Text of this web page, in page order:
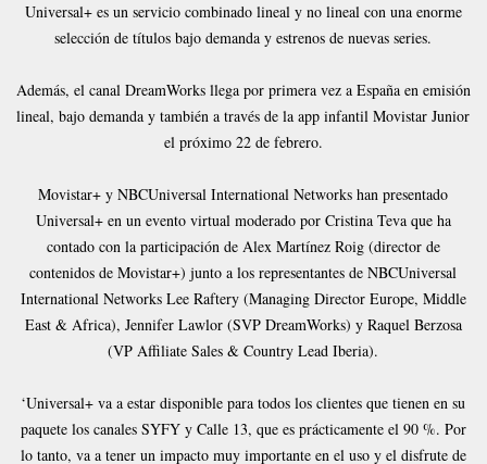
Universal+ es un servicio combinado lineal y no lineal con una enorme
selección de títulos bajo demanda y estrenos de nuevas series.
Además, el canal DreamWorks llega por primera vez a España en emisión
lineal, bajo demanda y también a través de la app infantil Movistar Junior
el próximo 22 de febrero.
Movistar+ y NBCUniversal International Networks han presentado
Universal+ en un evento virtual moderado por Cristina Teva que ha
contado con la participación de Alex Martínez Roig (director de
contenidos de Movistar+) junto a los representantes de NBCUniversal
International Networks Lee Raftery (Managing Director Europe, Middle
East & Africa), Jennifer Lawlor (SVP DreamWorks) y Raquel Berzosa
(VP Affiliate Sales & Country Lead Iberia).
‘Universal+ va a estar disponible para todos los clientes que tienen en su
paquete los canales SYFY y Calle 13, que es prácticamente el 90 %. Por
lo tanto, va a tener un impacto muy importante en el uso y el disfrute de